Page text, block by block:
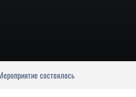
состоялось